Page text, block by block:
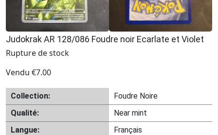
Judokrak AR 128/086 Foudre noir Ecarlate et Violet
Rupture de stock
Vendu €7.00
Collection:
Foudre Noire
Qualité:
Near mint
Langue:
Français